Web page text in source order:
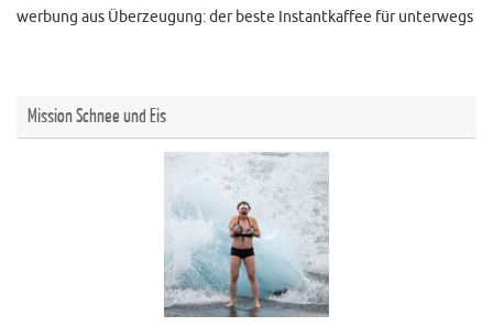
werbung aus Überzeugung: der beste Instantkaffee für unterwegs
Mission Schnee und Eis